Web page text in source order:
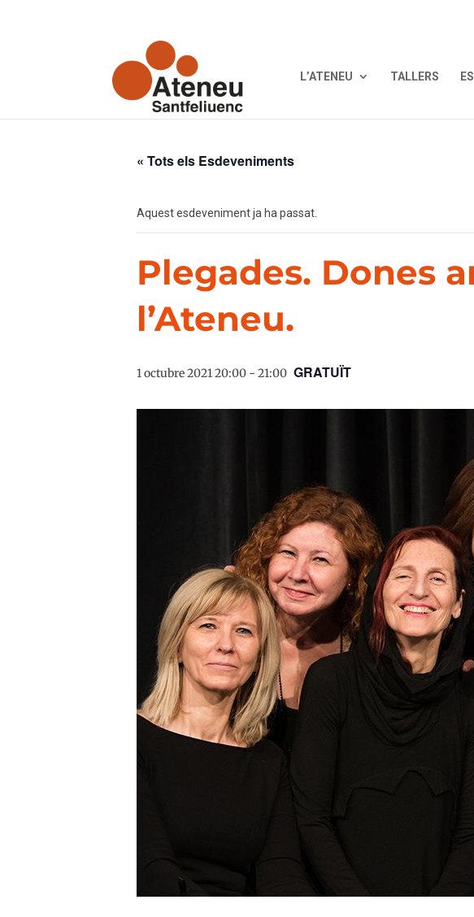
L’ATENEU TALLERS
« Tots els Esdeveniments
Aquest esdeveniment ja ha passat.
Plegades. Dones
l’Ateneu.
1 octubre 2021 20:00 - 21:00 GRATUÏT